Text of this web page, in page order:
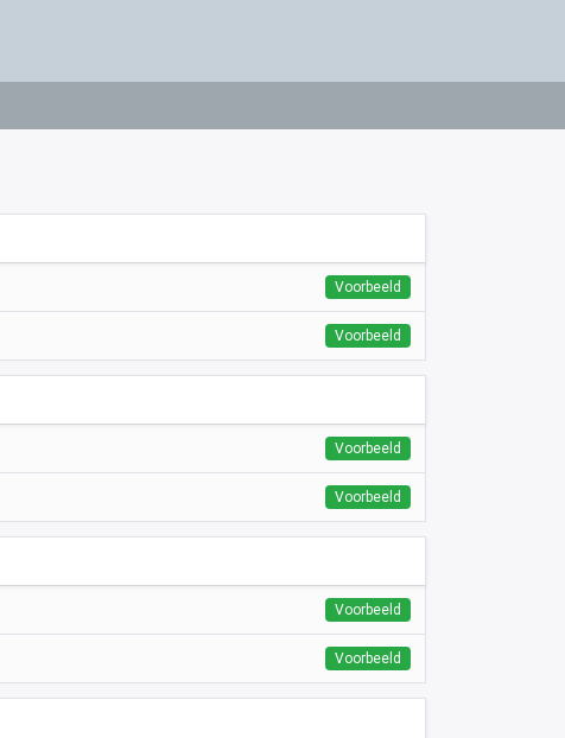
Voorbeeld
Voorbeeld
Voorbeeld
Voorbeeld
Voorbeeld
Voorbeeld